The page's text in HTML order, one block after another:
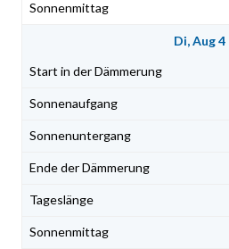
Di, Aug 4